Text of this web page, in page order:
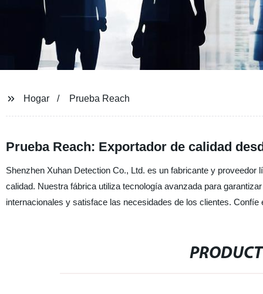
Hogar Prueba Reach
Prueba Reach: Exportador de calidad
Shenzhen Xuhan Detection Co., Ltd. es un fabricante y
calidad. Nuestra fábrica utiliza tecnología avanzada para
internacionales y satisface las necesidades de los clientes.